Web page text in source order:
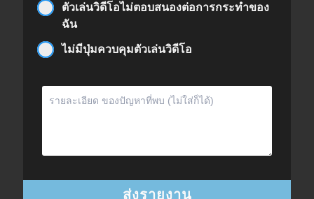
ตัวเล่นวิดีโอไม่ตอบสนองต่อการกระทำของ
ฉัน
ไม่มีปุ่มควบคุมตัวเล่นวิดีโอ